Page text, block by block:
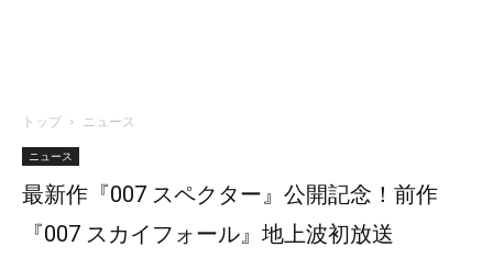
トップ ニュース
ニュース
最新作『007 スペクター』公開記念！前作
『007 スカイフォール』地上波初放送